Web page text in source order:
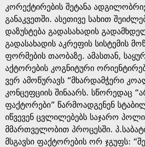
კორექტირების შეტანა
განაკვეთში. ასეთივე სახით
დაზუსტება გადასახადის
გადასახადის აკრეფის სისტემის
ფორმების თაობაზე. ამასთან,
აქტორების კოგნიტური
ვერ ამოწურავს “მხარდამჭერი
კონცეფციის შინაარს. სწორედაც
ფაქტორები” წარმოადგენენ
იწვევენ ცვლილებებს საჯარო
მმართველობით პროცესში.
მსგავსი ფაქტორების ორ ჯგუფს: